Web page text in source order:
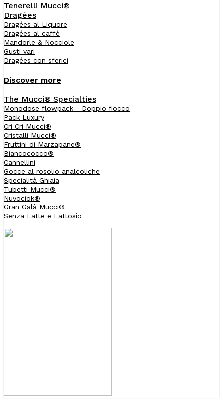
Tenerelli Mucci®
Dragées
Dragées al Liquore
Dragées al caffè
Mandorle & Nocciole
Gusti vari
Dragées con sferici
Discover more
The Mucci® Specialties
Monodose flowpack - Doppio fiocco
Pack Luxury
Cri Cri Mucci®
Cristalli Mucci®
Fruttini di Marzapane®
Biancococco®
Cannellini
Gocce al rosolio analcoliche
Specialità Ghiaia
Tubetti Mucci®
Nuvociok®
Gran Galà Mucci®
Senza Latte e Lattosio